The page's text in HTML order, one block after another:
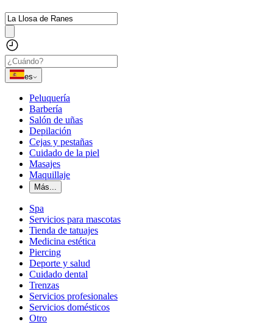
es
Peluquería
Barbería
Salón de uñas
Depilación
Cejas y pestañas
Cuidado de la piel
Masajes
Maquillaje
Más...
Spa
Servicios para mascotas
Tienda de tatuajes
Medicina estética
Piercing
Deporte y salud
Cuidado dental
Trenzas
Servicios profesionales
Servicios domésticos
Otro